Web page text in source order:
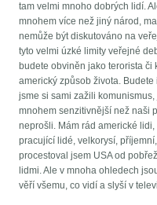
tam velmi mnoho dobrých lidí.
mnohem více než jiný národ,
nemůže být diskutováno na
tyto velmi úzké limity veřejné
budete obviněn jako terorista či
americký způsob života.
jsme si sami zažili
mnohem senzitivnější než naši
neprošli. Mám rád americké
pracující lidé, velkorysí,
procestoval jsem USA od
lidmi. Ale v mnoha ohledech
věří všemu, co vidí a slyší v